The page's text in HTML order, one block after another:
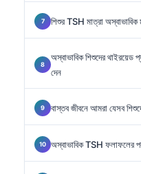
শিশুর TSH মাত্রা অস্বাভাবিক
অস্বাভাবিক শিশুদের থাইরয়েড
দেন
বাস্তব জীবনে আমরা যেসব
অস্বাভাবিক TSH ফলাফলের পর